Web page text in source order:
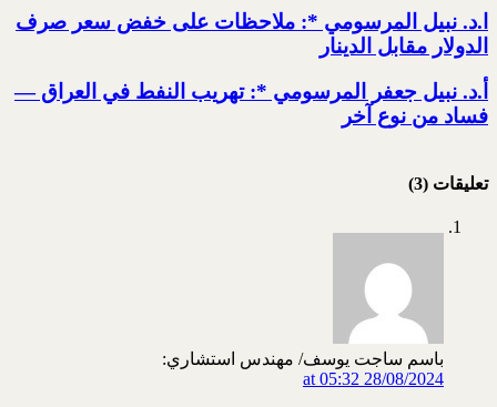
ا.د. نبيل المرسومي *: ملاحظات على خفض سعر صرف
الدولار مقابل الدينار
أ.د. نبيل جعفر المرسومي *: تهريب النفط في العراق —
فساد من نوع آخر
تعليقات (3)
باسم ساجت يوسف/ مهندس استشاري:
28/08/2024 at 05:32